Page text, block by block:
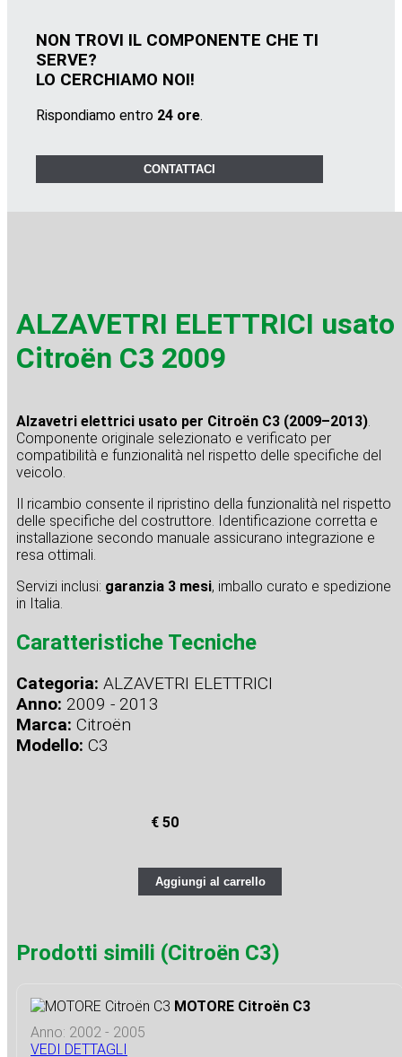
NON TROVI IL COMPONENTE CHE TI
SERVE?
LO CERCHIAMO NOI!
Rispondiamo entro 24 ore.
CONTATTACI
ALZAVETRI ELETTRICI usato
Citroën C3 2009
Alzavetri elettrici usato per Citroën C3 (2009–2013).
Componente originale selezionato e verificato per
compatibilità e funzionalità nel rispetto delle specifiche del
veicolo.
Il ricambio consente il ripristino della funzionalità nel rispetto
delle specifiche del costruttore. Identificazione corretta e
installazione secondo manuale assicurano integrazione e
resa ottimali.
Servizi inclusi: garanzia 3 mesi, imballo curato e spedizione
in Italia.
Caratteristiche Tecniche
Categoria: ALZAVETRI ELETTRICI
Anno: 2009 - 2013
Marca: Citroën
Modello: C3
€ 50
Aggiungi al carrello
Prodotti simili (Citroën C3)
MOTORE Citroën C3
Anno: 2002 - 2005
VEDI DETTAGLI